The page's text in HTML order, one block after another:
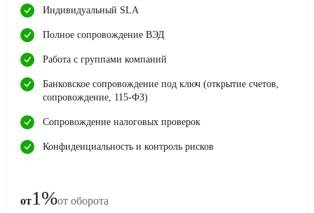
Индивидуальный SLA
Полное сопровождение ВЭД
Работа с группами компаний
Банковское сопровождение под ключ (открытие счетов,
сопровождение, 115-ФЗ)
Сопровождение налоговых проверок
Конфиденциальность и контроль рисков
от1%от оборота